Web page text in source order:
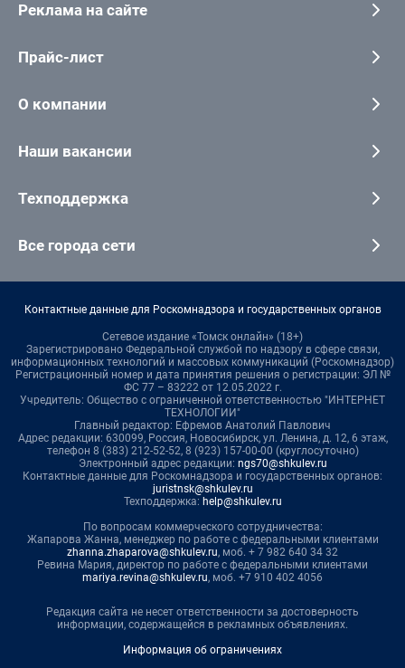
Реклама на сайте
Прайс-лист
О компании
Наши вакансии
Техподдержка
Все города сети
Контактные данные для Роскомнадзора и государственных органов
Сетевое издание «Томск онлайн» (18+)
Зарегистрировано Федеральной службой по надзору в сфере связи,
информационных технологий и массовых коммуникаций (Роскомнадзор)
Регистрационный номер и дата принятия решения о регистрации: ЭЛ №
ФС 77 – 83222 от 12.05.2022 г.
Учредитель: Общество с ограниченной ответственностью "ИНТЕРНЕТ
ТЕХНОЛОГИИ"
Главный редактор: Ефремов Анатолий Павлович
Адрес редакции: 630099, Россия, Новосибирск, ул. Ленина, д. 12, 6 этаж,
телефон 8 (383) 212-52-52, 8 (923) 157-00-00 (круглосуточно)
Электронный адрес редакции: ngs70@shkulev.ru
Контактные данные для Роскомнадзора и государственных органов:
juristnsk@shkulev.ru
Техподдержка: help@shkulev.ru
По вопросам коммерческого сотрудничества:
Жапарова Жанна, менеджер по работе с федеральными клиентами
zhanna.zhaparova@shkulev.ru, моб. + 7 982 640 34 32
Ревина Мария, директор по работе с федеральными клиентами
mariya.revina@shkulev.ru, моб. +7 910 402 4056
Редакция сайта не несет ответственности за достоверность
информации, содержащейся в рекламных объявлениях.
Информация об ограничениях